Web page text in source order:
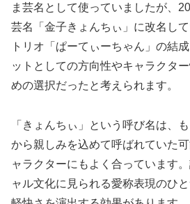
ま芸名として使っていましたが、
芸名「金子きょんちぃ」に改名し
トリオ「ぱーてぃーちゃん」の結
ットとしての方向性やキャラクタ
めの選択だったと考えられます。
「きょんちぃ」という呼び名は、
から親しみを込めて呼ばれていた
ャラクターにもよく合っています
ャル文化に見られる愛称表現のひ